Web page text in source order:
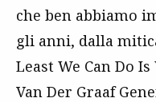
che ben abbiamo
gli anni, dalla
Least We Can Do
Van Der Graaf